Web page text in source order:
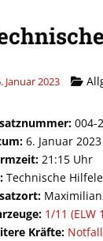
Januar 2023
004-
6. Januar 2023
21:15 Uhr
Technische
1/11 (ELW
Kräfte: